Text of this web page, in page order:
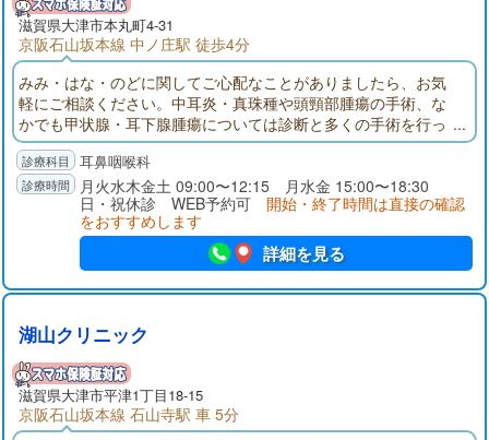
滋賀県大津市本丸町4-31
京阪石山坂本線 中ノ庄駅 徒歩4分
みみ・はな・のどに関してご心配なことがありましたら、お気
軽にご相談ください。中耳炎・真珠種や頭頸部腫瘍の手術、な
かでも甲状腺・耳下腺腫瘍については診断と多くの手術を行っ
てきました。当院でも超音波検査にてこれらの疾患の診断を行
っています。めまいについては内耳が原因で起こる、めまいだ
けでなく首の筋肉痛、神経痛が増悪因子となっているめまい
感、ふらつきについても対応しています。
耳鼻咽喉科
月火水木金土 09:00〜12:15 月水金 15:00〜18:30
日・祝休診 WEB予約可 開始・終了時間は直接の確認
をおすすめします
詳細を見る
湖山クリニック
滋賀県大津市平津1丁目18-15
京阪石山坂本線 石山寺駅 車 5分